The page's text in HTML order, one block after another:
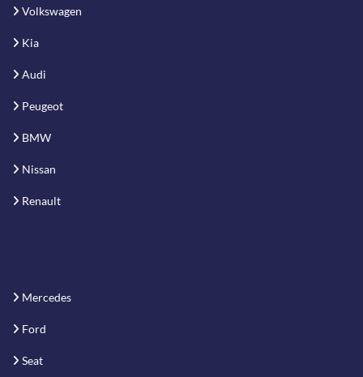
Volkswagen
Kia
Audi
Peugeot
BMW
Nissan
Renault
Mercedes
Ford
Seat